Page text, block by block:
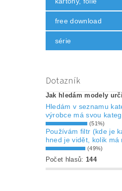
free download
série
Dotazník
Jak hledám modely
Hledám v seznamu
výrobce má svou
(51%)
Používám filtr (kde je
hned je vidět, kolik má
(49%)
Počet hlasů: 144